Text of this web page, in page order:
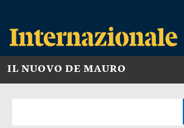
IL NUOVO DE MAURO